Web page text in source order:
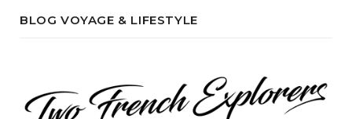
BLOG VOYAGE & LIFESTYLE